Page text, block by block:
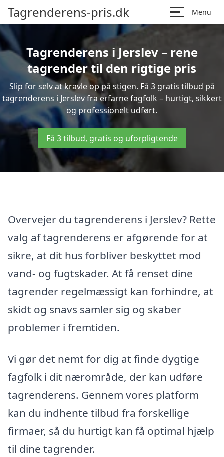
Tagrenderens-pris.dk Menu
Tagrenderens i Jerslev – rene
tagrender til den rigtige pris
Slip for selv at kravle op på stigen. Få 3 gratis tilbud på
tagrenderens i Jerslev fra erfarne fagfolk – hurtigt, sikkert
og professionelt udført.
Få 3 tilbud, gratis og uforpligtende
Overvejer du tagrenderens i Jerslev? Rette
valg af tagrenderens er afgørende for at
sikre, at dit hus forbliver beskyttet mod
vand- og fugtskader. At få renset dine
tagrender regelmæssigt kan forhindre, at
skidt og snavs samler sig og skaber
problemer i fremtiden.
Vi gør det nemt for dig at finde dygtige
fagfolk i dit nærområde, der kan udføre
tagrenderens. Gennem vores platform
kan du indhente tilbud fra forskellige
firmaer, så du hurtigt kan få optimal hjælp
til dine tagrender.